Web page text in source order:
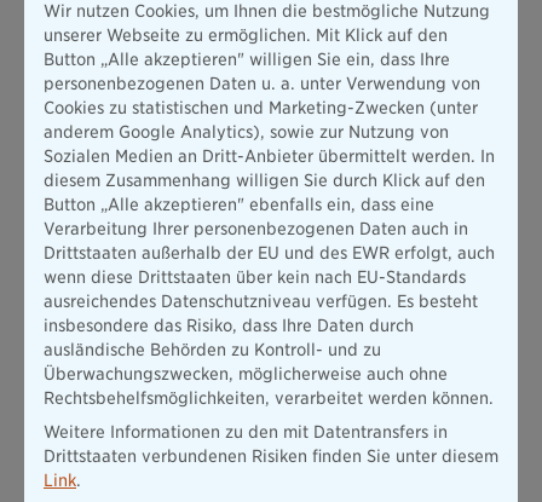
Wohngebäudeversicherung die Kosten für die Reparatur.
Sie deckt auch fest installierte Gegenstände wie eingebaute
Küchen und sanitäre Anlagen ab.
Private Haftpflichtversicherung:Die Haftpflicht kommt ins
Spiel, wenn durch Ihre schuldhaften Handlungen andere
Personen oder deren Eigentum betroffen sind. Wenn
beispielsweise ein Wasserleitungsschaden in Ihrer Wohnung
auch die darunter liegende Wohnung beschädigt, kommt
die private Haftpflichtversicherung für die Kosten der
Reparatur auf.
Wenn Schäden durch Hochwasser, Überschwemmungen,
Starkregen oder eindringendes Grundwasser entstanden sind,
gelten solche Fälle als Wasserschaden und sind auch anders
zu versichern. Dabei lohnt sich oftmals eine zusätzliche
Elementarversicherung. Hausbesitzerinnen können diese im
Rahmen ihrer Wohngebäudeversicherung abschließen. Mieter
können ihre Hausratversicherung in der Regel durch einen
Elementarschutz ergänzen. Dann leistet die Versicherung
beispielsweise, wenn Ihre Balkonmöbel durch Starkregen oder
Wir nutzen Cookies, um Ihnen die bestmögliche Nutzung
unserer Webseite zu ermöglichen. Mit Klick auf den
Button „Alle akzeptieren" willigen Sie ein, dass Ihre
personenbezogenen Daten u. a. unter Verwendung von
Cookies zu statistischen und Marketing-Zwecken (unter
anderem Google Analytics), sowie zur Nutzung von
Sozialen Medien an Dritt-Anbieter übermittelt werden. In
diesem Zusammenhang willigen Sie durch Klick auf den
Button „Alle akzeptieren" ebenfalls ein, dass eine
Verarbeitung Ihrer personenbezogenen Daten auch in
Drittstaaten außerhalb der EU und des EWR erfolgt, auch
wenn diese Drittstaaten über kein nach EU-Standards
ausreichendes Datenschutzniveau verfügen. Es besteht
insbesondere das Risiko, dass Ihre Daten durch
ausländische Behörden zu Kontroll- und zu
Überwachungszwecken, möglicherweise auch ohne
Rechtsbehelfsmöglichkeiten, verarbeitet werden können.
Weitere Informationen zu den mit Datentransfers in
Drittstaaten verbundenen Risiken finden Sie unter diesem
Link.